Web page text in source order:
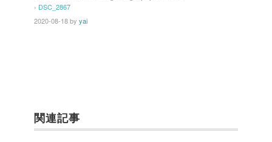
k
› DSC_2867
2020-08-18by yai
関連記事